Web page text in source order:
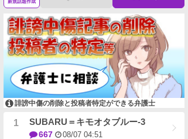
新規話題作成
誹謗中傷の削除と投稿者特定ができる弁護士
SUBARU＝キモオタブルー-3
667 08/07 04:51